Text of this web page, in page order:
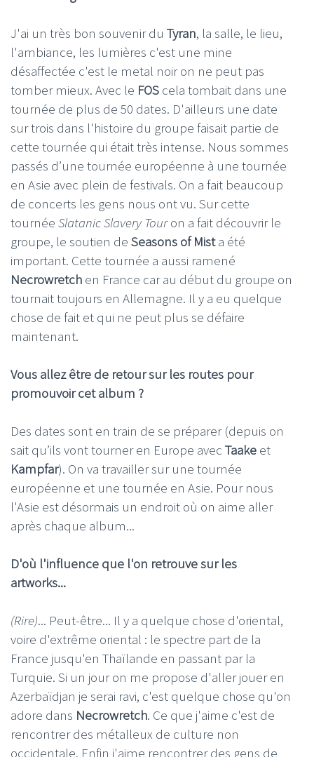
J'ai un très bon souvenir du Tyran, la salle, le lieu,
l'ambiance, les lumières c'est une mine
désaffectée c'est le metal noir on ne peut pas
tomber mieux. Avec le FOS cela tombait dans une
tournée de plus de 50 dates. D'ailleurs une date
sur trois dans l'histoire du groupe faisait partie de
cette tournée qui était très intense. Nous sommes
passés d’une tournée européenne à une tournée
en Asie avec plein de festivals. On a fait beaucoup
de concerts les gens nous ont vu. Sur cette
tournée Slatanic Slavery Touron a fait découvrir le
groupe, le soutien de Seasons of Mista été
important. Cette tournée a aussi ramené
Necrowretch en France car au début du groupe on
tournait toujours en Allemagne. Il y a eu quelque
chose de fait et qui ne peut plus se défaire
maintenant.
Vous allez être de retour sur les routes pour
promouvoir cet album ?
Des dates sont en train de se préparer (depuis on
sait qu’ils vont tourner en Europe avec Taake et
Kampfar). On va travailler sur une tournée
européenne et une tournée en Asie. Pour nous
l'Asie est désormais un endroit où on aime aller
après chaque album...
D'où l'influence que l'on retrouve sur les
artworks...
(Rire)... Peut-être... Il y a quelque chose d'oriental,
voire d'extrême oriental : le spectre part de la
France jusqu'en Thaïlande en passant par la
Turquie. Si un jour on me propose d'aller jouer en
Azerbaïdjan je serai ravi, c'est quelque chose qu'on
adore dans Necrowretch. Ce que j'aime c'est de
rencontrer des métalleux de culture non
occidentale. Enfin j'aime rencontrer des gens de